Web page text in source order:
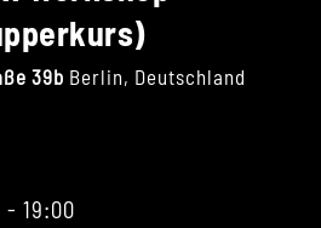
39b Berlin, Deutschland
- 19:00